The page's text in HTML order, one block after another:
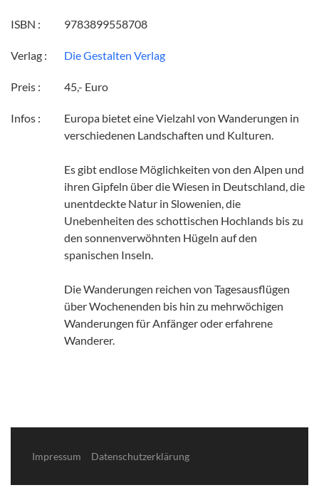
ISBN : 9783899558708
Verlag : Die Gestalten Verlag
Preis : 45,- Euro
Infos :
Europa bietet eine Vielzahl von Wanderungen in
verschiedenen Landschaften und Kulturen.
Es gibt endlose Möglichkeiten von den Alpen und
ihren Gipfeln über die Wiesen in Deutschland, die
unentdeckte Natur in Slowenien, die
Unebenheiten des schottischen Hochlands bis zu
den sonnenverwöhnten Hügeln auf den
spanischen Inseln.
Die Wanderungen reichen von Tagesausflügen
über Wochenenden bis hin zu mehrwöchigen
Wanderungen für Anfänger oder erfahrene
Wanderer.
Impressum Datenschutzerklärung